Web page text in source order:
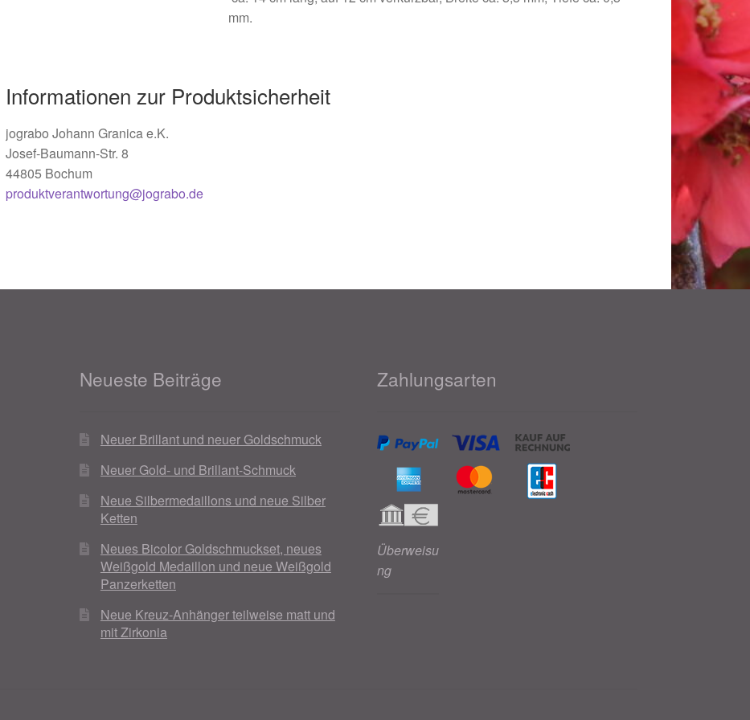
mm.
Informationen zur Produktsicherheit
jograbo Johann Granica e.K.
Josef-Baumann-Str. 8
44805 Bochum
produktverantwortung@jograbo.de
Neueste Beiträge
Neuer Brillant und neuer Goldschmuck
Neuer Gold- und Brillant-Schmuck
Neue Silbermedaillons und neue Silber
Ketten
Neues Bicolor Goldschmuckset, neues
Weißgold Medaillon und neue Weißgold
Panzerketten
Neue Kreuz-Anhänger teilweise matt und
mit Zirkonia
Zahlungsarten
Überweisu
ng